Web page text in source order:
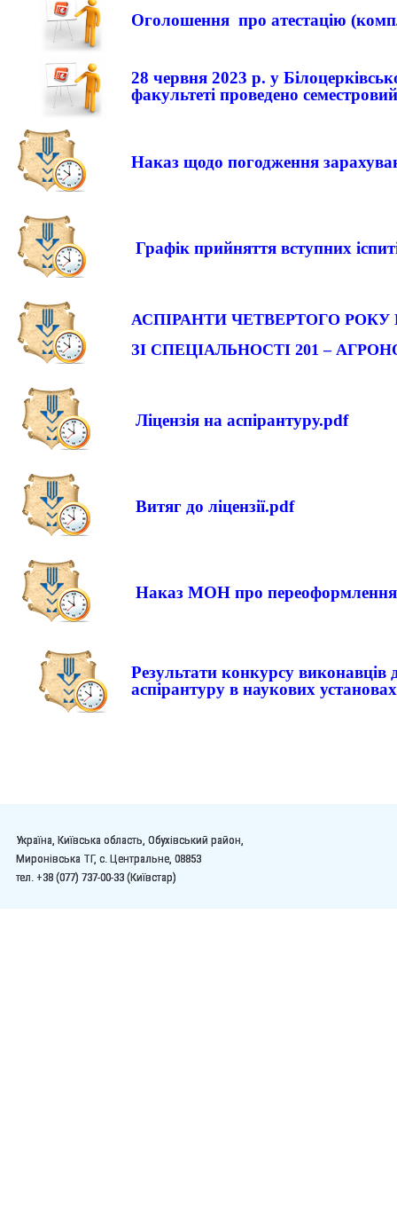
Оголошення про атестацію
28 червня 2023 р. у
факультеті проведено
Наказ щодо погодження
Графік прийняття вступних
АСПІРАНТИ ЧЕТВЕРТОГО
ЗІ СПЕЦІАЛЬНОСТІ 201 –
Ліцензія на аспірантуру.pdf
Витяг до ліцензії.pdf
Наказ МОН про переоформлення
Результати конкурсу виконавців
аспірантуру в наукових
Україна, Київська область, Обухівський район,
Миронівська ТГ, с. Центральне, 08853
тел. +38 (077) 737-00-33 (Київстар)